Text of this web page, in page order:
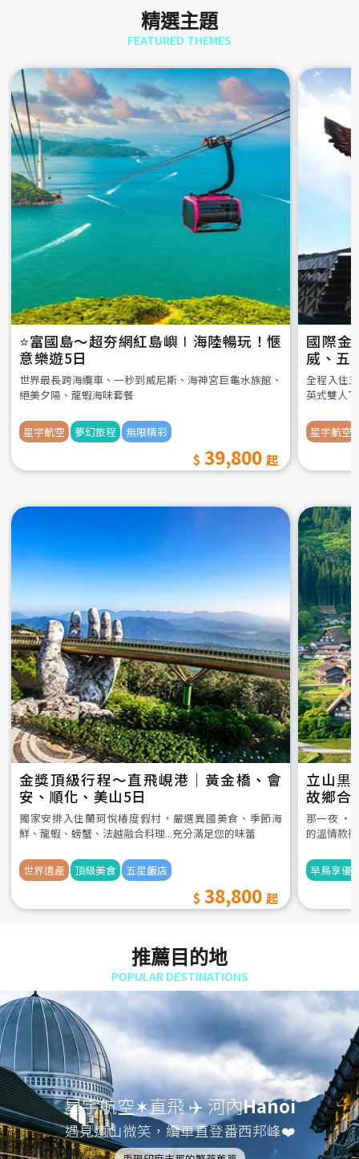
精選主題
FEATURED THEMES
⭐️富國島～超夯網紅島嶼∣海陸暢玩！愜
意樂遊5日
世界最長跨海纜車、一秒到威尼斯、海神宮巨龜水族館、
絕美夕陽、龍蝦海味套餐
星宇航空 夢幻旅程 無限精彩
39,800
國際金
威、五
全程入住
英式雙人
星宇航空
金獎頂級行程～直飛峴港｜黃金橋、會
安、順化、美山5日
獨家安排入住蘭珂悅椿度假村，嚴選異國美食、季節海
鮮、龍蝦、螃蟹、法越融合料理...充分滿足您的味蕾
世界遺產 頂級美食 五星飯店
38,800
立山黒
故鄉合
5日
那一夜 ‧
的溫情款
早鳥享優
推薦目的地
POPULAR DESTINATIONS
星宇航空✶直飛 ✈️ 河內Hanoi
遇見遠山微笑，纜車直登番西邦峰❤️